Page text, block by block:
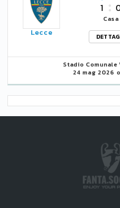
Lecce
1
Casa
Stadio Comunale
24 mag 2026